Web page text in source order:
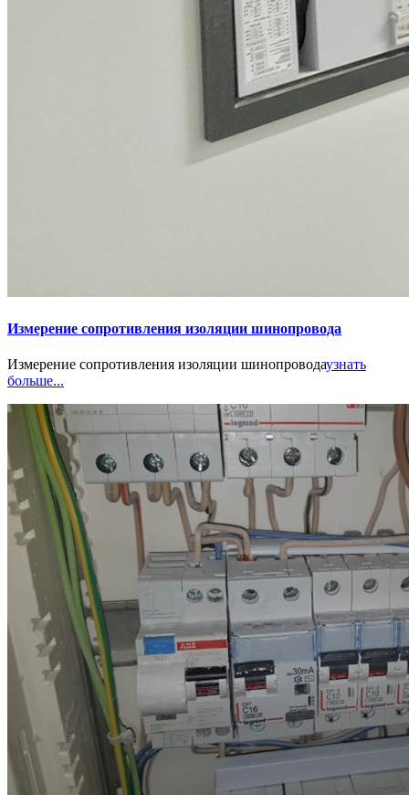
Измерение сопротивления изоляции шинопровода
Измерение сопротивления изоляции шинопроводаузнать
больше...